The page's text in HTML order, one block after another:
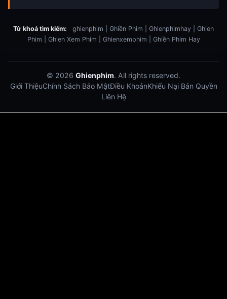
Từ khoá tìm kiếm:
ghienphim | Ghiền Phim | Ghienphimhay | Ghien
Phim | Ghien Xem Phim | Ghienxemphim | Ghiền Phim Hay
© 2026 Ghienphim. All rights reserved.
Giới ThiệuChính Sách Bảo MậtĐiều KhoảnKhiếu Nại Bản Quyền
Liên Hệ